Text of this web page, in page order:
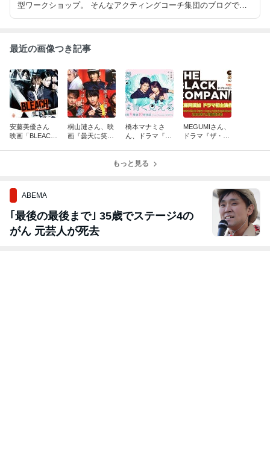
型ワークショップ。 そんなアクティングコーチ集団のブログで
す。
最近の画像つき記事
安藤美優さん
映画「BLEAC
桐山漣さん、映
画『曇天に笑
橋本マナミさ
ん、ドラマ『隣
MEGUMIさん、
ドラマ『ザ・ブ
もっと見る
ABEMA
｢最後の最後まで｣ 35歳でステージ4の
がん 元芸人が死去